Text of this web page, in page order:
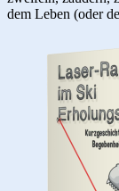
dem Leben (oder